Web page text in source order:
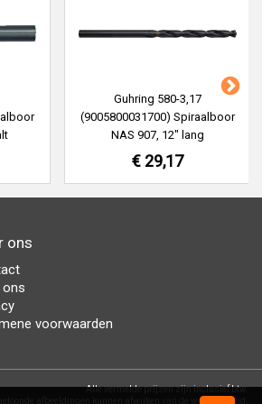
Guhring 580-3,17
(9005800031700) Spiraalboor
NAS 907, 12" lang
€ 29,17
ons
ons
voorwaarden
Alle vermelde prijzen zijn inclusief btw.
getoonde afbeeldingen kunnen afwijken van de werkelijkheid.